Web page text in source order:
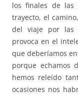
los finales de las
trayecto, el
del viaje por las
provoca en el
que deberíamos
porque echamos
hemos releído
ocasiones nos